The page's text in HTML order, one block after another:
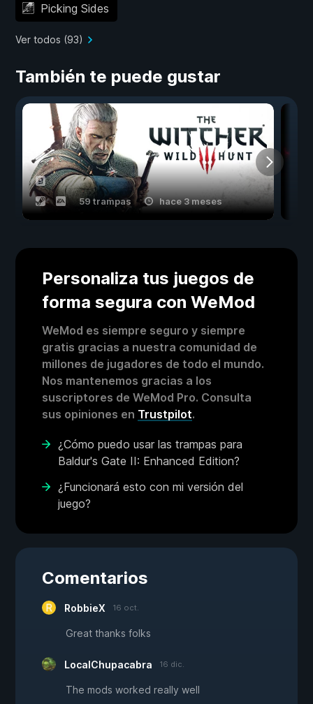
Picking Sides
Ver todos (93)
También te puede gustar
59 trampas hace 3 meses
Personaliza tus juegos de
forma segura con WeMod
WeMod es siempre seguro y siempre
gratis gracias a nuestra comunidad de
millones de jugadores de todo el mundo.
Nos mantenemos gracias a los
suscriptores de WeMod Pro. Consulta
sus opiniones en Trustpilot.
¿Cómo puedo usar las trampas para
Baldur's Gate II: Enhanced Edition?
¿Funcionará esto con mi versión del
juego?
Comentarios
RobbieX 16 oct.
Great thanks folks
LocalChupacabra 16 dic.
The mods worked really well